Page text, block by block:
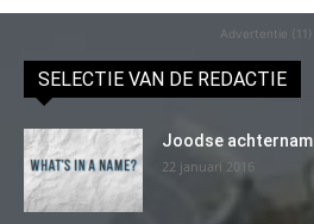
Advertentie (11)
SELECTIE VAN DE REDACTIE
Joodse
22 januari 2016